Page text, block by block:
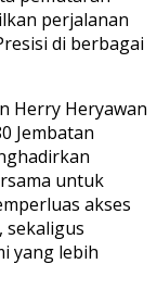
perjalanan
di berbagai
Herry Heryawan
Jembatan
untuk
akses
sekaligus
yang lebih